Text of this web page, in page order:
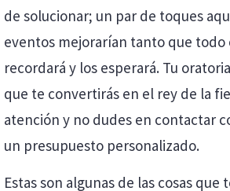
de solucionar; un par de toques
eventos mejorarían tanto que todo
recordará y los esperará. Tu
que te convertirás en el rey de la
atención y no dudes en contactar
un presupuesto personalizado.
Estas son algunas de las cosas